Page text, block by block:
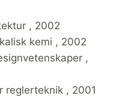
, 2002
kemi , 2002
,
reglerteknik , 2001